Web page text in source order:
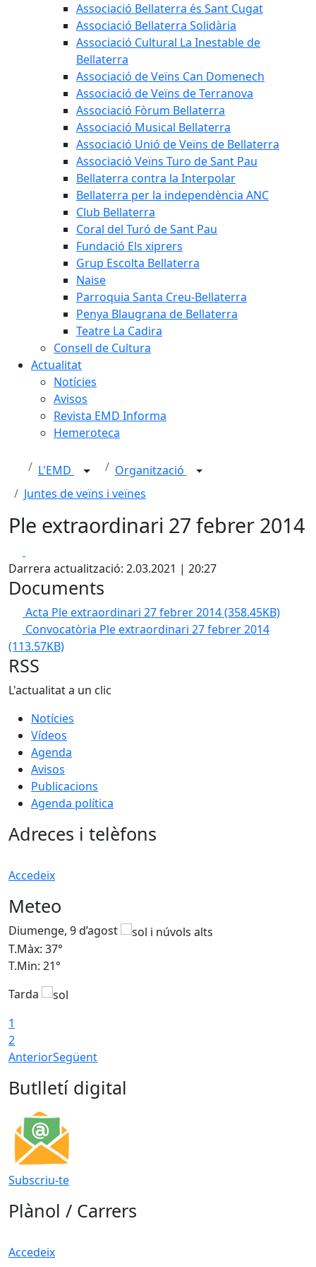
Associació Bellaterra és Sant Cugat
Associació Bellaterra Solidària
Associació Cultural La Inestable de
Bellaterra
Associació de Veïns Can Domenech
Associació de Veïns de Terranova
Associació Fòrum Bellaterra
Associació Musical Bellaterra
Associació Unió de Veïns de Bellaterra
Associació Veïns Turo de Sant Pau
Bellaterra contra la Interpolar
Bellaterra per la independència ANC
Club Bellaterra
Coral del Turó de Sant Pau
Fundació Els xiprers
Grup Escolta Bellaterra
Naise
Parroquia Santa Creu-Bellaterra
Penya Blaugrana de Bellaterra
Teatre La Cadira
Consell de Cultura
Actualitat
Notícies
Avisos
Revista EMD Informa
Hemeroteca
L'EMD
Organització
Juntes de veïns i veïnes
Ple extraordinari 27 febrer 2014
Darrera actualització: 2.03.2021 | 20:27
Documents
Acta Ple extraordinari 27 febrer 2014(358.45KB)
Convocatòria Ple extraordinari 27 febrer 2014
(113.57KB)
RSS
L'actualitat a un clic
Notícies
Vídeos
Agenda
Avisos
Publicacions
Agenda política
Adreces i telèfons
Accedeix
Meteo
Diumenge, 9 d’agost
T.Màx: 37°
T.Min: 21°
Tarda
1
2
AnteriorSegüent
Butlletí digital
Subscriu-te
Plànol / Carrers
Accedeix